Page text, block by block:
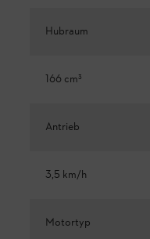
Hubraum
166 cm³
Antrieb
3,5 km/h
Motortyp